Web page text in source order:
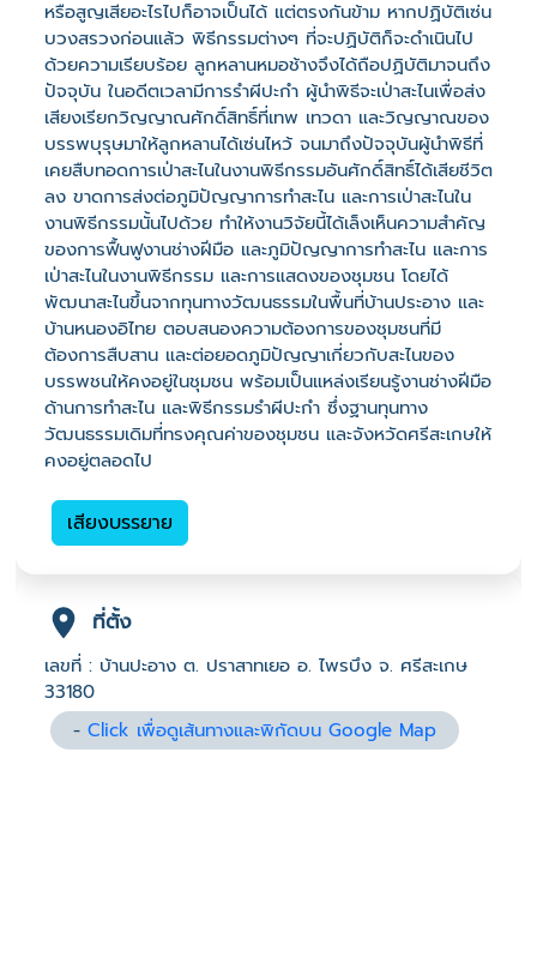
หรือสูญเสียอะไรไปก็อาจเป็นได้ แต่ตรงกันข้าม หากปฏิบัติเซ่น
บวงสรวงก่อนแล้ว พิธีกรรมต่างๆ ที่จะปฏิบัติก็จะดำเนินไป
ด้วยความเรียบร้อย ลูกหลานหมอช้างจึงได้ถือปฏิบัติมาจนถึง
ปัจจุบัน ในอดีตเวลามีการรำผีปะกำ ผู้นำพิธีจะเป่าสะไนเพื่อส่ง
เสียงเรียกวิญญาณศักดิ์สิทธิ์ที่เทพ เทวดา และวิญญาณของ
บรรพบุรุษมาให้ลูกหลานได้เซ่นไหว้ จนมาถึงปัจจุบันผู้นำพิธีที่
เคยสืบทอดการเป่าสะไนในงานพิธีกรรมอันศักดิ์สิทธิ์ได้เสียชีวิต
ลง ขาดการส่งต่อภูมิปัญญาการทำสะไน และการเป่าสะไนใน
งานพิธีกรรมนั้นไปด้วย ทำให้งานวิจัยนี้ได้เล็งเห็นความสำคัญ
ของการฟื้นฟูงานช่างฝีมือ และภูมิปัญญาการทำสะไน และการ
เป่าสะไนในงานพิธีกรรม และการแสดงของชุมชน โดยได้
พัฒนาสะไนขึ้นจากทุนทางวัฒนธรรมในพื้นที่บ้านประอาง และ
บ้านหนองอิไทย ตอบสนองความต้องการของชุมชนที่มี
ต้องการสืบสาน และต่อยอดภูมิปัญญาเกี่ยวกับสะไนของ
บรรพชนให้คงอยู่ในชุมชน พร้อมเป็นแหล่งเรียนรู้งานช่างฝีมือ
ด้านการทำสะไน และพิธีกรรมรำผีปะกำ ซึ่งฐานทุนทาง
วัฒนธรรมเดิมที่ทรงคุณค่าของชุมชน และจังหวัดศรีสะเกษให้
คงอยู่ตลอดไป
เสียงบรรยาย
ที่ตั้ง
เลขที่ : บ้านปะอาง ต. ปราสาทเยอ อ. ไพรบึง จ. ศรีสะเกษ
33180
-Click เพื่อดูเส้นทางและพิกัดบน Google Map